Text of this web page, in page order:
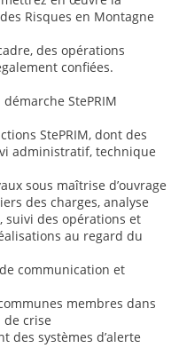
Risques en Montagne
des opérations
confiées.
StePRIM
StePRIM, dont des
administratif, technique
sous maîtrise d’ouvrage
des charges, analyse
suivi des opérations et
au regard du
communication et
membres dans
de crise
des systèmes d’alerte